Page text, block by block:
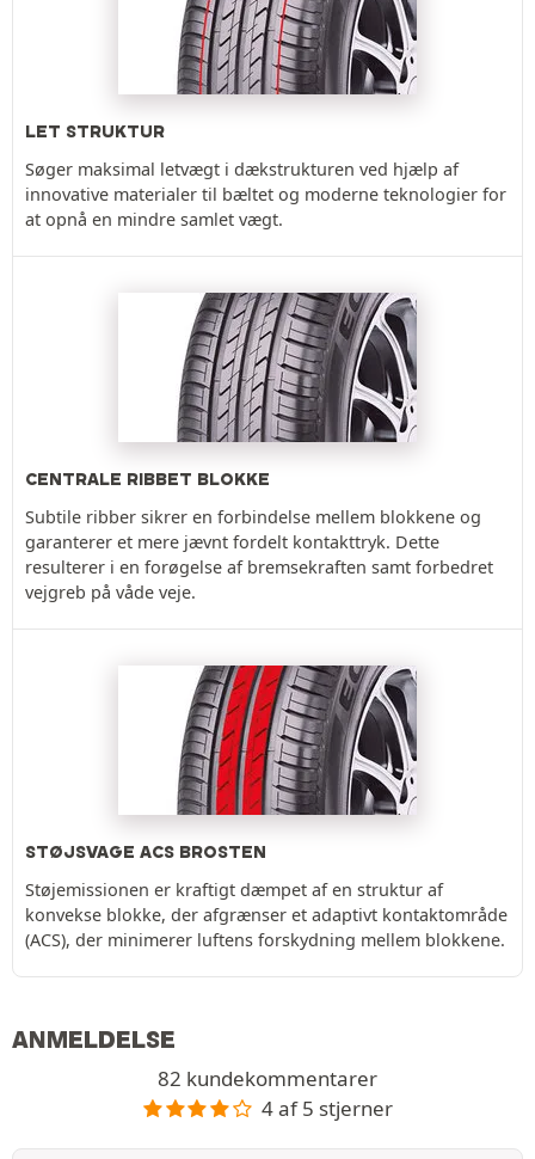
LET STRUKTUR
Søger maksimal letvægt i dækstrukturen ved hjælp af
innovative materialer til bæltet og moderne teknologier for
at opnå en mindre samlet vægt.
CENTRALE RIBBET BLOKKE
Subtile ribber sikrer en forbindelse mellem blokkene og
garanterer et mere jævnt fordelt kontakttryk. Dette
resulterer i en forøgelse af bremsekraften samt forbedret
vejgreb på våde veje.
STØJSVAGE ACS BROSTEN
Støjemissionen er kraftigt dæmpet af en struktur af
konvekse blokke, der afgrænser et adaptivt kontaktområde
(ACS), der minimerer luftens forskydning mellem blokkene.
ANMELDELSE
82 kundekommentarer
4 af 5 stjerner